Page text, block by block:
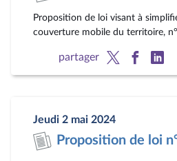
Proposition de loi visant à
couverture mobile du territoire,
partager
Jeudi 2 mai 2024
Proposition de loi